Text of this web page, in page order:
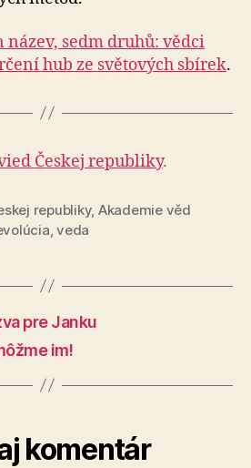
název, sedm druhů: vědci
hub ze světových sbírek.
Českej republiky.
republiky, Akademie věd
,veda
pre Janku
im!
komentár